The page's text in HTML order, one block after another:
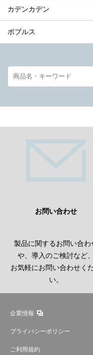
カデンカデン
ボブルス
お問い合わせ
製品に関するお問い合わ
や、導入のご検討など、
お気軽にお問い合わせく
い。
企業情報
プライバシーポリシー
ご利用規約